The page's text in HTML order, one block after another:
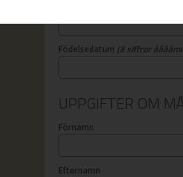
Födelsedatum (8 siffror
UPPGIFTER OM
Förnamn
Efternamn